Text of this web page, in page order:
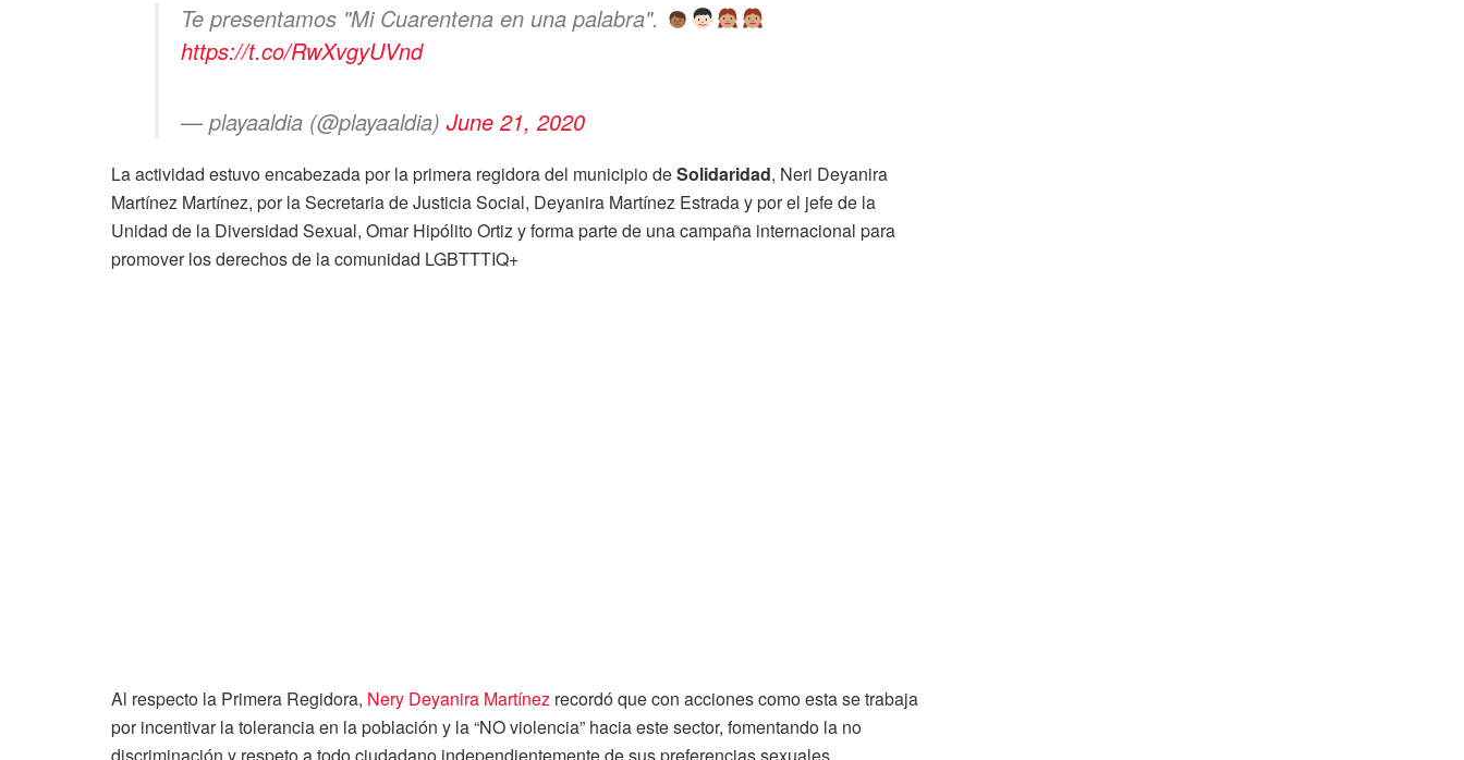
Te presentamos "Mi Cuarentena en una palabra".
https://t.co/RwXvgyUVnd
— playaaldia (@playaaldia) June 21, 2020
La actividad estuvo encabezada por la primera regidora del municipio deSolidaridad, Neri Deyanira
Martínez Martínez, por la Secretaria de Justicia Social, Deyanira Martínez Estrada y por el jefe de la
Unidad de la Diversidad Sexual, Omar Hipólito Ortiz y forma parte de una campaña internacional para
promover los derechos de la comunidad LGBTTTIQ+
Al respecto la Primera Regidora, Nery Deyanira Martínez recordó que con acciones como esta se trabaja
por incentivar la tolerancia en la población y la “NO violencia” hacia este sector, fomentando la no